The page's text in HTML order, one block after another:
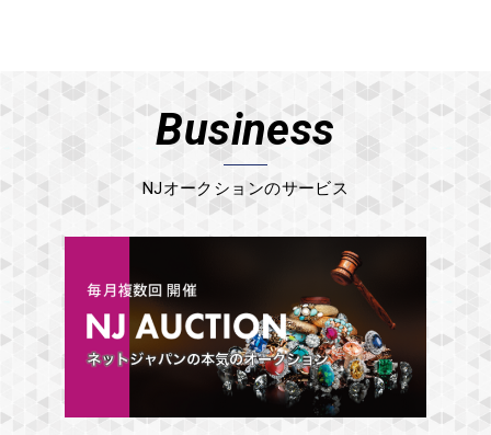
Business
NJオークションのサービス